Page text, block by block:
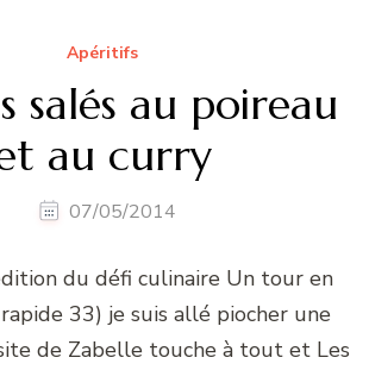
Apéritifs
salés au poireau
au curry
07/05/2014
du défi culinaire Un tour en
33) je suis allé piocher une
de Zabelle touche à tout et Les